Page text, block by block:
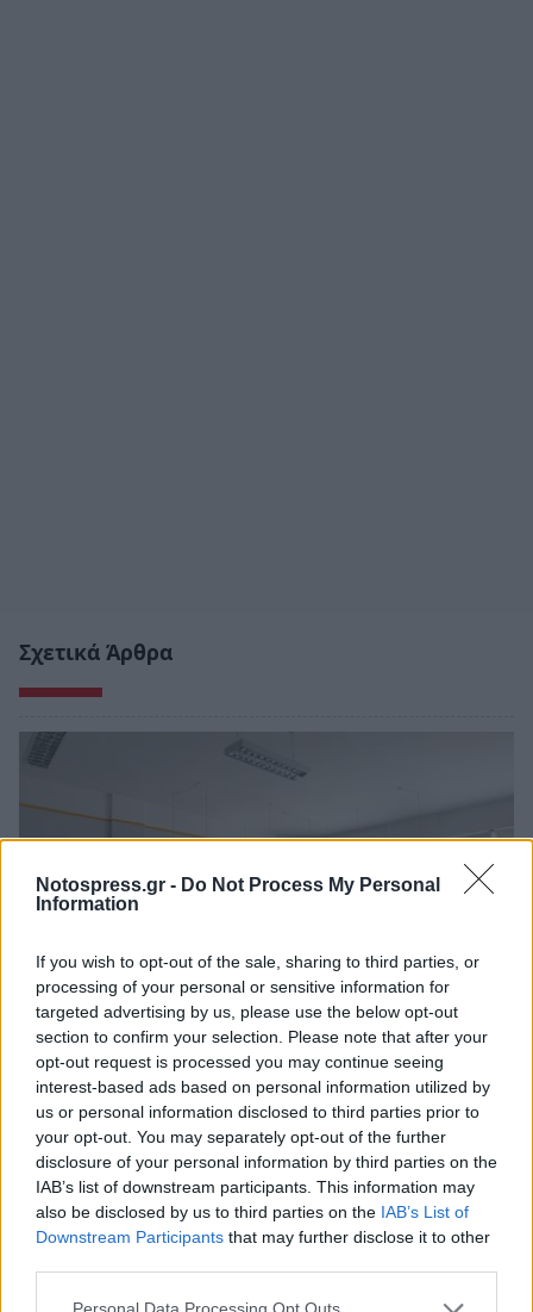
Notospress.gr - Do Not Process My Personal
Information
If you wish to opt-out of the sale, sharing to third parties, or
processing of your personal or sensitive information for
targeted advertising by us, please use the below opt-out
section to confirm your selection. Please note that after your
opt-out request is processed you may continue seeing
interest-based ads based on personal information utilized by
us or personal information disclosed to third parties prior to
your opt-out. You may separately opt-out of the further
disclosure of your personal information by third parties on the
IAB’s list of downstream participants. This information may
also be disclosed by us to third parties on the IAB’s List of
Downstream Participants that may further disclose it to other
Σχετικά Άρθρα
Ενοικιάζεται επαγγελματικός χώρος στη
Σπάρτη
26/07/2026 18:44